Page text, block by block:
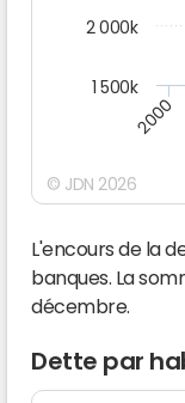
2000
1 500k
2 000k
© JDN 2026
L'encours de la
banques. La
décembre.
Dette par